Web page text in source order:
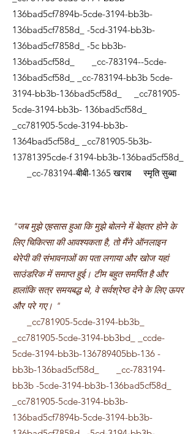
136bad5cf7894b-5cde-3194-bb3b-
136bad5cf7858d_ -5cd-3194-bb3b-
136bad5cf7858d_ -5c bb3b-
136bad5cf58d_ _cc-783194--5cde-
136bad5cf58d_ _cc-783194-bb3b 5cde-
3194-bb3b-136bad5cf58d_ _cc781905-
5cde-3194-bb3b- 136bad5cf58d_
_cc781905-5cde-3194-bb3b-
1364bad5cf58d_ _cc781905-5b3b-
13781395cde-f 3194-bb3b-136bad5cf58d_
_cc-783194-बीबी-1365 खराब स्मृति सुब्बा
"जब मुझे एहसास हुआ कि मुझे बोलने में बेहतर होने के
लिए चिकित्सा की आवश्यकता है, तो मैंने ऑनलाइन
थेरेपी की संभावनाओं का पता लगाया और खोज यहां
साउंडरिक में समाप्त हुई। टीम बहुत समर्पित है और
हालांकि सत्र समयबद्ध थे, वे सर्वश्रेष्ठ देने के लिए ऊपर
और परे गए। "
_cc781905-5cde-3194-bb3b_
_cc781905-5cde-3194-bb3bd_ _ccde-
5cde-3194-bb3b-136789405bb-136 -
bb3b-136bad5cf58d_ _cc-783194-
bb3b -5cde-3194-bb3b-136bad5cf58d_
_cc781905-5cde-3194-bb3b-
136bad5cf7894b-5cde-3194-bb3b-